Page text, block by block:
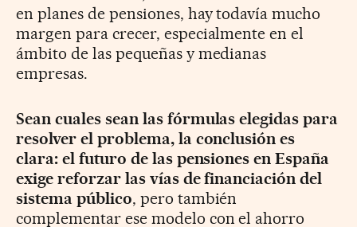
en planes de pensiones, hay todavía mucho
margen para crecer, especialmente en el
ámbito de las pequeñas y medianas
empresas.
Sean cuales sean las fórmulas elegidas para
resolver el problema, la conclusión es
clara: el futuro de las pensiones en España
exige reforzar las vías de financiación del
sistema público, pero también
complementar ese modelo con el ahorro